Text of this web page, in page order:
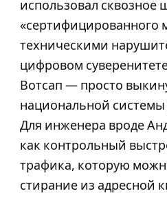
использовал сквозное
«сертифицированного
техническими
цифровом
Вотсап — просто
национальной
Для инженера вроде
как контрольный
трафика, которую
стирание из адресной